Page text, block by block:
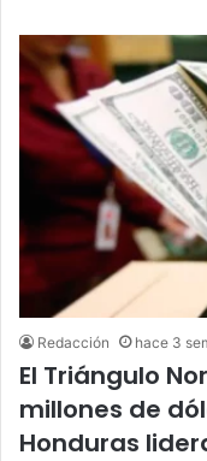
Redacción hace 3
El Triángulo
millones de
Honduras